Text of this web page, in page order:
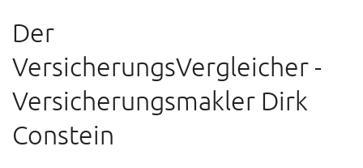
Der
VersicherungsVergleicher -
Versicherungsmakler Dirk
Constein